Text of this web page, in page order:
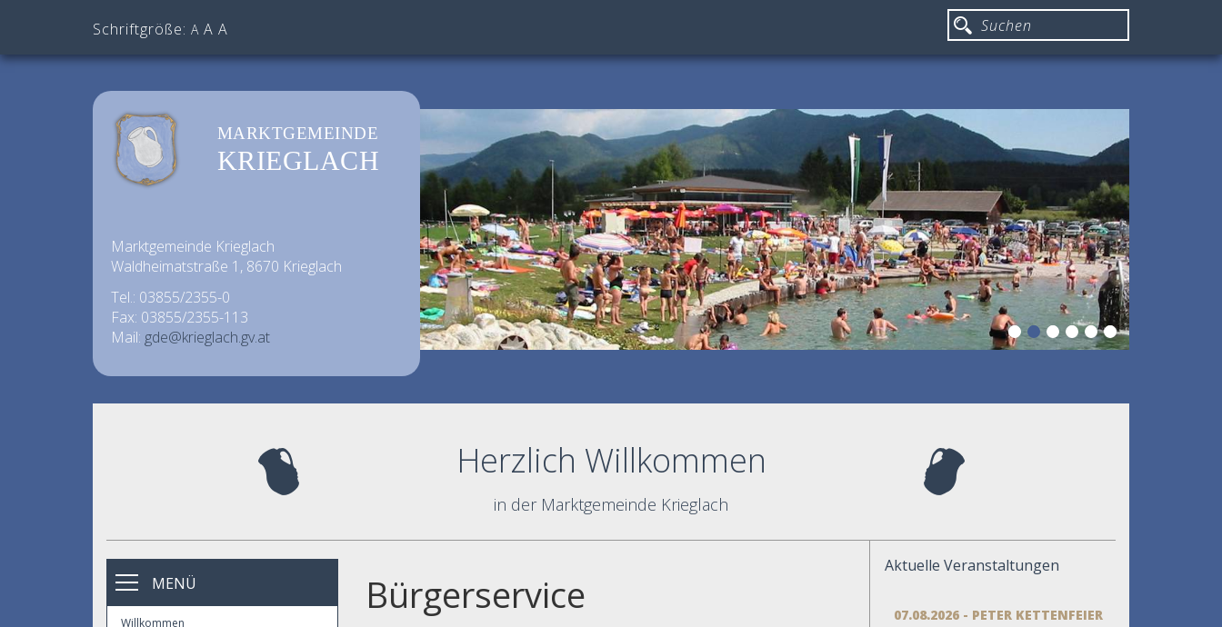
Schriftgröße: A A A
MARKTGEMEINDE
KRIEGLACH
Marktgemeinde Krieglach
Waldheimatstraße 1, 8670 Krieglach
Tel.: 03855/2355-0
Fax: 03855/2355-113
Mail: gde@krieglach.gv.at
Herzlich Willkommen
in der Marktgemeinde Krieglach
MENÜ
Willkommen
Bürgerservice
Aktuelle Veranstaltungen
07.08.2026 - PETER KETTENFEIER